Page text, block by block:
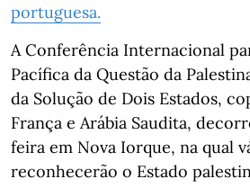
portuguesa.
A Conferência Internacional
Pacífica da Questão da
da Solução de Dois Estados,
França e Arábia Saudita,
feira em Nova Iorque, na qual
reconhecerão o Estado